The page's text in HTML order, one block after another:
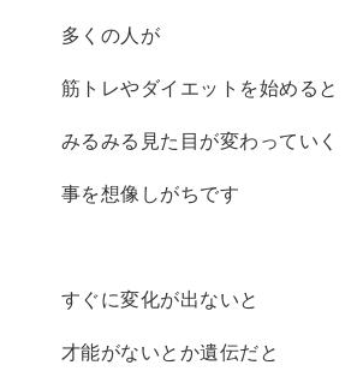
多くの人が
筋トレやダイエットを始めると
みるみる見た目が変わっていく
事を想像しがちです
すぐに変化が出ないと
才能がないとか遺伝だと